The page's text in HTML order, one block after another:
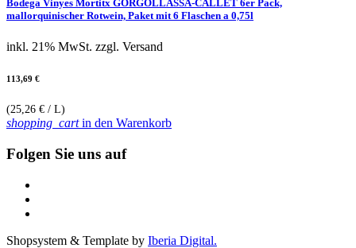
Bodega Vinyes Mortitx GORGOLLASSA-CALLET 6er Pack,
mallorquinischer Rotwein, Paket mit 6 Flaschen a 0,75l
inkl. 21% MwSt. zzgl. Versand
113,69 €
(25,26 € / L)
shopping_cartin den Warenkorb
Folgen Sie uns auf
Shopsystem & Template by Iberia Digital.